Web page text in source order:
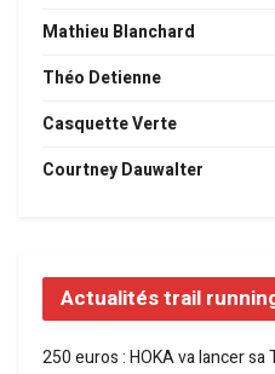
Mathieu Blanchard
Théo Detienne
Casquette Verte
Courtney Dauwalter
Actualités trail
250 euros : HOKA va lancer sa